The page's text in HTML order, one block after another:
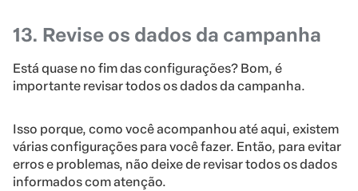
13. Revise os dados da campanha
Está quase no fim das configurações? Bom, é
importante revisar todos os dados da campanha.
Isso porque, como você acompanhou até aqui, existem
várias configurações para você fazer. Então, para evitar
erros e problemas, não deixe de revisar todos os dados
informados com atenção.